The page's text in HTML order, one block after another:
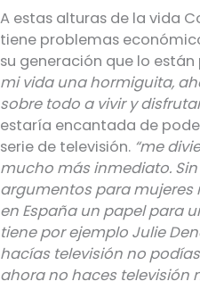
A estas alturas de la vida
tiene problemas
su generación que lo
mi vida una hormiguita,
sobre todo a vivir y
estaría encantada de
serie de televisión. “me
mucho más inmediato.
argumentos para mujeres
en España un papel para
tiene por ejemplo Julie
hacías televisión no
ahora no haces televisión